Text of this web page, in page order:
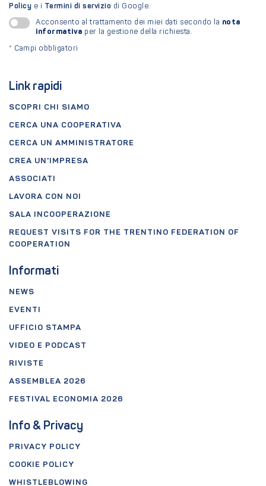
Link rapidi
SCOPRI CHI SIAMO
CERCA UNA COOPERATIVA
CERCA UN AMMINISTRATORE
CREA UN'IMPRESA
ASSOCIATI
LAVORA CON NOI
SALA INCOOPERAZIONE
REQUEST VISITS FOR THE TRENTINO FEDERATION OF
COOPERATION
Informati
NEWS
EVENTI
UFFICIO STAMPA
VIDEO E PODCAST
RIVISTE
ASSEMBLEA 2026
FESTIVAL ECONOMIA 2026
Info & Privacy
PRIVACY POLICY
COOKIE POLICY
WHISTLEBLOWING
Policy e i Termini di servizio di Google.
Acconsento al trattamento dei miei dati secondo la nota
informativa per la gestione della richiesta.
* Campi obbligatori